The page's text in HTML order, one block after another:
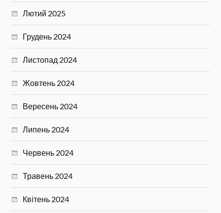
Лютий 2025
Грудень 2024
Листопад 2024
Жовтень 2024
Вересень 2024
Липень 2024
Червень 2024
Травень 2024
Квітень 2024